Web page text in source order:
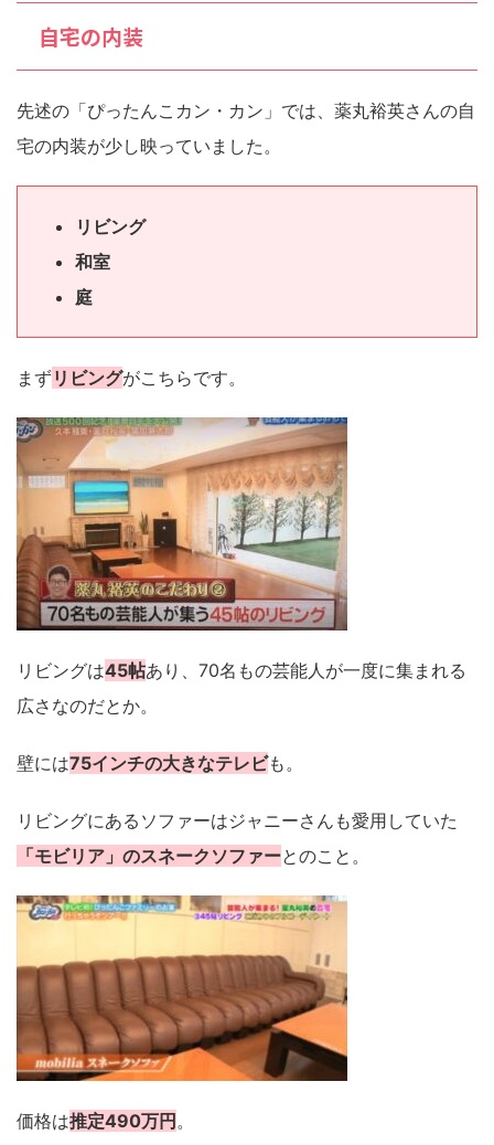
自宅の内装
先述の「ぴったんこカン・カン」では、薬丸裕英さんの自
宅の内装が少し映っていました。
リビング
和室
庭
まずリビングがこちらです。
リビングは45帖あり、70名もの芸能人が一度に集まれる
広さなのだとか。
壁には75インチの大きなテレビも。
リビングにあるソファーはジャニーさんも愛用していた
「モビリア」のスネークソファーとのこと。
価格は推定490万円 。